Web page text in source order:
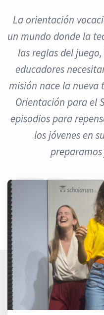
La orientación
un mundo donde la
las reglas del
educadores
misión nace la nueva
Orientación para el
episodios para
los jóvenes en